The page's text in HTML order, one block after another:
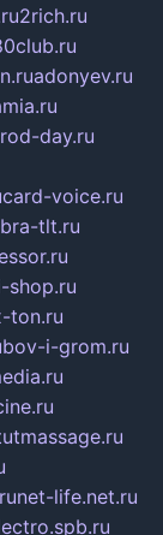
2rich.ru
adonyev.ru
day.ru
card-voice.ru
tlt.ru
shop.ru
ton.ru
i-grom.ru
net-life.net.ru